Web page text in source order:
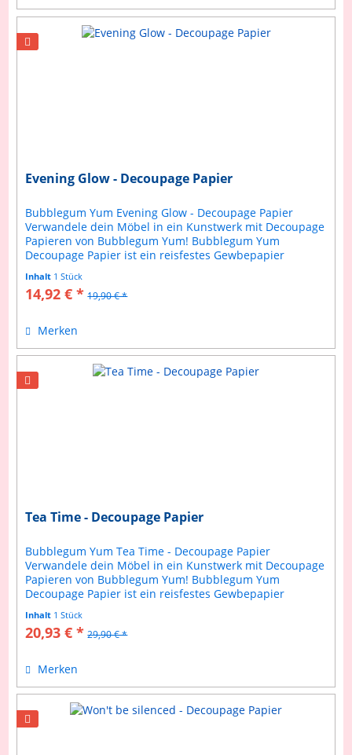
Evening Glow - Decoupage Papier
Bubblegum Yum Evening Glow - Decoupage Papier
Verwandele dein Möbel in ein Kunstwerk mit Decoupage
Papieren von Bubblegum Yum! Bubblegum Yum
Decoupage Papier ist ein reisfestes Gewbepapier
Inhalt 1 Stück
14,92 € * 19,90 € *
Merken
Tea Time - Decoupage Papier
Bubblegum Yum Tea Time - Decoupage Papier
Verwandele dein Möbel in ein Kunstwerk mit Decoupage
Papieren von Bubblegum Yum! Bubblegum Yum
Decoupage Papier ist ein reisfestes Gewbepapier
Inhalt 1 Stück
20,93 € * 29,90 € *
Merken